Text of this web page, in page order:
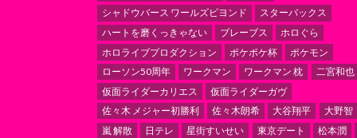
シャドウバース ワールズビヨンド
スターバックス
ハートを磨くっきゃない
ブレーブス
ホロぐら
ホロライブプロダクション
ポケポケ杯
ポケモン
ローソン50周年
ワークマン ワークマン 枕
二宮和也
仮面ライダーカリエス
仮面ライダーガヴ
佐々木 メジャー初勝利
佐々木朗希 大谷翔平
大野智
嵐 解散
日テレ 星街すいせい 東京デート 松本潤